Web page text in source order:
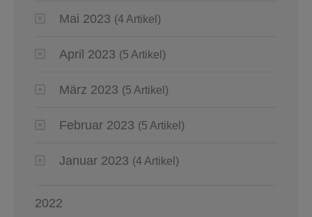
Mai 2023 (4 Artikel)
April 2023 (5 Artikel)
März 2023 (5 Artikel)
Februar 2023 (5 Artikel)
Januar 2023 (4 Artikel)
2022